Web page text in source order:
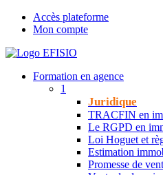
Accès plateforme
Mon compte
Formation en agence
1
Juridique
TRACFIN en
Le RGPD en
Loi Hoguet et
Estimation
Promesse de